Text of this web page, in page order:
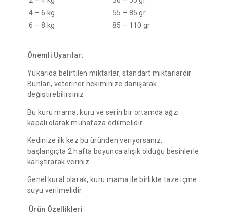
4 – 6 kg
55 – 85 gr
6 – 8 kg
85 – 110 gr
Önemli Uyarılar:
Yukarıda belirtilen miktarlar, standart miktarlardır.
Bunları, veteriner hekiminize danışarak
değiştirebilirsiniz.
Bu kuru mama, kuru ve serin bir ortamda ağzı
kapalı olarak muhafaza edilmelidir.
Kedinize ilk kez bu üründen veriyorsanız,
başlangıçta 2 hafta boyunca alışık olduğu besinlerle
karıştırarak veriniz.
Genel kural olarak, kuru mama ile birlikte taze içme
suyu verilmelidir.
Ürün Özellikleri